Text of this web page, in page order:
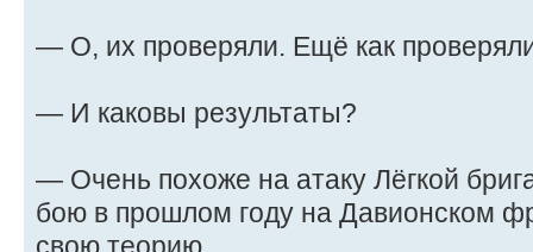
— О, их проверяли. Ещё как
— И каковы результаты?
— Очень похоже на атаку Лёгкой
бою в прошлом году на Давионском
свою теорию.